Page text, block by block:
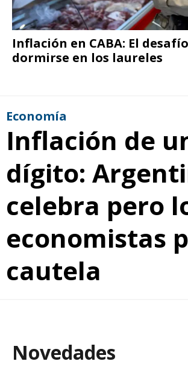
Inflación en CABA: El
dormirse en los laureles
Economía
Inflación de
dígito:
celebra pero
economistas
cautela
Novedades